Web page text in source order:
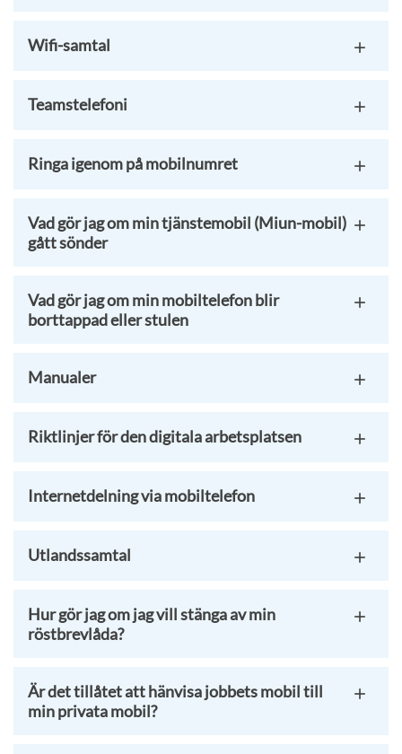
Wifi-samtal
Teamstelefoni
Ringa igenom på mobilnumret
Vad gör jag om min tjänstemobil (Miun-mobil)
gått sönder
Vad gör jag om min mobiltelefon blir
borttappad eller stulen
Manualer
Riktlinjer för den digitala arbetsplatsen
Internetdelning via mobiltelefon
Utlandssamtal
Hur gör jag om jag vill stänga av min
röstbrevlåda?
Är det tillåtet att hänvisa jobbets mobil till
min privata mobil?